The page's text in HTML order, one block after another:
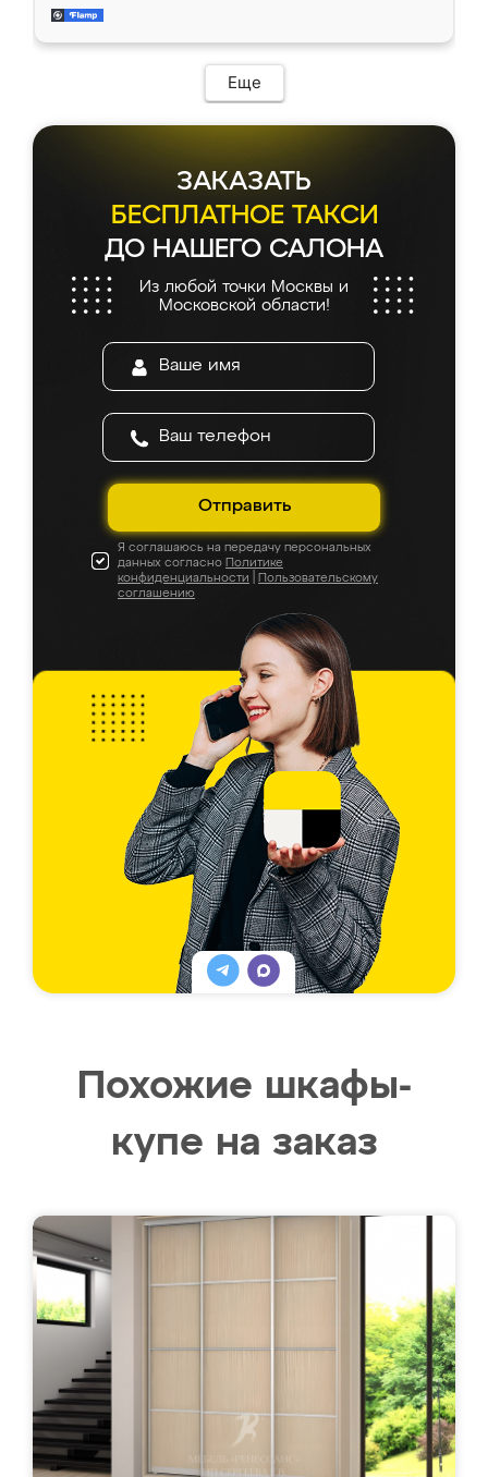
и снял размеры. Изготовили в срок, с
мебель сразу встала на свое место без
каких-либо доработок. Качеством осталась
довольна, все выглядит так, как и ожидала.
Еще
ЗАКАЗАТЬ
БЕСПЛАТНОЕ ТАКСИ
ДО НАШЕГО САЛОНА
Из любой точки Москвы и
Московской области!
Отправить
Я соглашаюсь на передачу персональных
данных согласно Политике
конфиденциальности
Пользовательскому
соглашению
Похожие шкафы-
купе на заказ